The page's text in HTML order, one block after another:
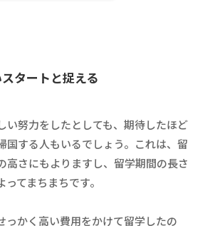
タートと捉える
い努力をしたとしても、期待したほど
国する人もいるでしょう。これは、留
高さにもよりますし、留学期間の長さ
てまちまちです。
っかく高い費用をかけて留学したの